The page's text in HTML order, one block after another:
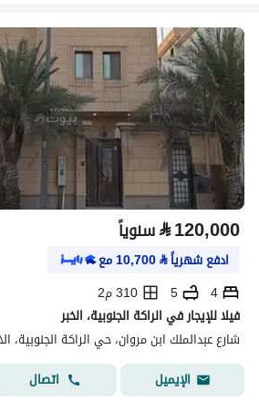
⃁120,000 سنوياً
ادفع شهرياً⃁
10,700مع
4
5
310 م2
فيلا للإيجار في الراكة الجنوبية، الخبر
شارع عبدالملك ابن مروان، حي الراكة الجنوبية،
الإيميل
اتصال